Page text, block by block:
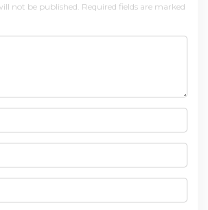
not be published. Required fields are marked